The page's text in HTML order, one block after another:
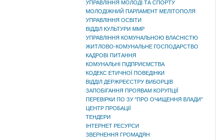
УПРАВЛІННЯ МОЛОДІ ТА СПОРТУ
МОЛОДІЖНИЙ ПАРЛАМЕНТ МЕЛІТОПОЛЯ
УПРАВЛІННЯ ОСВІТИ
ВІДДІЛ КУЛЬТУРИ ММР
УПРАВЛІННЯ КОМУНАЛЬНОЮ ВЛАСНІСТЮ
ЖИТЛОВО-КОМУНАЛЬНЕ ГОСПОДАРСТВО
КАДРОВІ ПИТАННЯ
КОМУНАЛЬНІ ПІДПРИЄМСТВА
КОДЕКС ЕТИЧНОЇ ПОВЕДІНКИ
ВІДДІЛ ДЕРЖРЕЄСТРУ ВИБОРЦІВ
ЗАПОБІГАННЯ ПРОЯВАМ КОРУПЦІЇ
ПЕРЕВІРКИ ПО ЗУ "ПРО ОЧИЩЕННЯ ВЛАДИ"
ЦЕНТР ПРОБАЦІЇ
ТЕНДЕРИ
ІНТЕРНЕТ РЕСУРСИ
ЗВЕРНЕННЯ ГРОМАДЯН